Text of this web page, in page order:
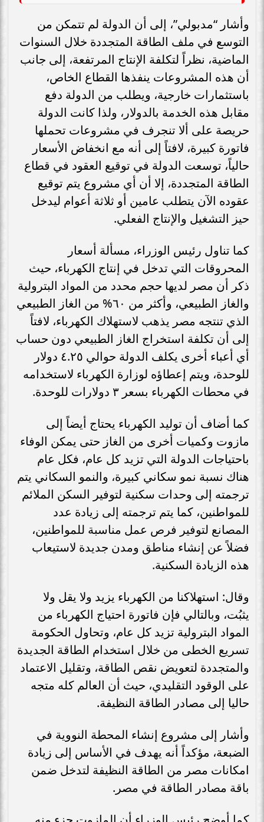
وأشار “مدبولي”، إلى أن الدولة لم تتمكن من
التوسع في ملف الطاقة المتجددة خلال السنوات
الماضية، نظراً لتكلفة الإنتاج المرتفعة، إلى جانب
أن هذه المشروعات ينفذها القطاع الخاص،
باستثمارات خارجية، ويطلب من الدولة دفع
مقابل هذه الخدمة بالدولار، ولذا كانت الدولة
حريصة على ألا تنجرف في مشروعات تحملها
فاتورة كبيرة، لافتاً إلى أنه مع انخفاض الأسعار
حالياً، توسعت الدولة في توقيع العقود في قطاع
الطاقة المتجددة، إلا أن أي مشروع يتم توقيع
عقوده الآن يتطلب عامين أو ثلاثة أعوام ليدخل
حيز التشغيل والإنتاج الفعلي.
كما تناول رئيس الوزراء، مسألة أسعار
المحروقات التي تدخل في إنتاج الكهرباء، حيث
ذكر أن مصر لديها حجم محدد من المواد البترولية
والغاز الطبيعي، وأكثر من ٦٠% من الغاز الطبيعي
الذي تنتجه مصر يذهب لاستهلاك الكهرباء، لافتاً
إلى أن تكلفة استخراج الغاز الطبيعي دون حساب
أي أعباء أخرى يكلف الدولة حوالي ٤.٢٥ دولار
للوحدة، ويتم إعطاؤه لوزارة الكهرباء لاستخدامه
في محطات الكهرباء بسعر ٣ دولارات للوحدة.
كما أضاف أن توليد الكهرباء يحتاج أيضاً إلى
مازوت وكميات أخرى من الغاز حتى يمكن الوفاء
باحتياجات الدولة التي تزيد كل عام، فكل عام
هناك نسبة نمو سكاني كبيرة، والنمو السكاني يتم
ترجمته إلى وحدات سكنية لتوفير السكن الملائم
للمواطنين، كما يتم ترجمته إلى زيادة عدد
المصانع لتوفير فرص عمل مناسبة للمواطنين،
فضلاً عن إنشاء مناطق ومدن جديدة لاستيعاب
هذه الزيادة السكنية.
وقال: استهلاكنا من الكهرباء يزيد ولا يقل ولا
يثبُت، وبالتالي فإن فاتورة احتياج الكهرباء من
المواد البترولية تزيد كل عام، وتحاول الحكومة
تسريع الخطى من خلال استخدام الطاقة الجديدة
والمتجددة لتعويض نقص الطاقة، وتقليل الاعتماد
على الوقود التقليدي، حيث أن العالم كله متجه
حاليا إلى مصادر الطاقة النظيفة.
وأشار إلى مشروع إنشاء المحطة النووية في
الضبعة، مؤكداً أنه يهدف في الأساس إلى زيادة
امكانات مصر من الطاقة النظيفة لتدخل ضمن
باقة مصادر الطاقة في مصر.